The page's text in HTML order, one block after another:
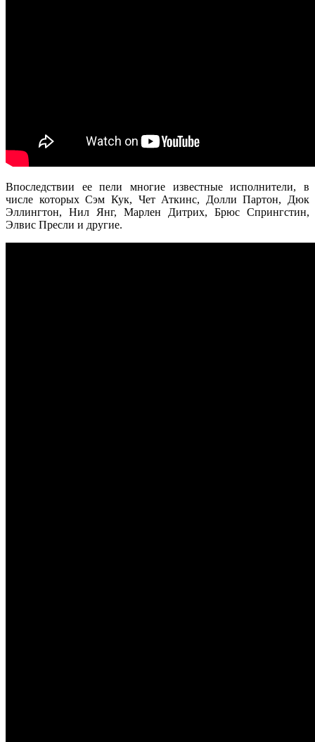
Впоследствии ее пели многие известные исполнители, в
числе которых Сэм Кук, Чет Аткинс, Долли Партон, Дюк
Эллингтон, Нил Янг, Марлен Дитрих, Брюс Спрингстин,
Элвис Пресли и другие.